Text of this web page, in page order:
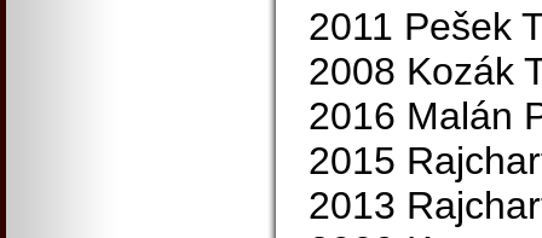
2011 Pešek
2008 Kozák
2016 Malán
2015
2013